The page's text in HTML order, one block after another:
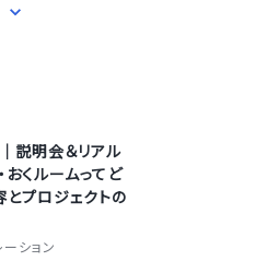
説明会＆リアル
おくルームってど
プロジェクトの
ション